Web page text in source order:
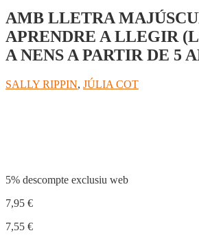
AMB LLETRA
APRENDRE A LLEGIR
A NENS A PARTIR DE 5
SALLY RIPPIN, JÚLIA COT
5% descompte exclusiu web
7,95 €
7,55 €